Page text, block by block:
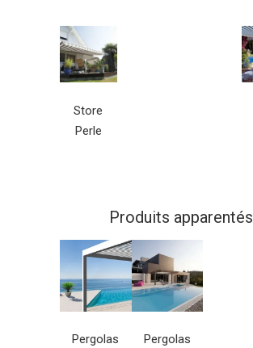
Store
Perle
Produits apparentés
Pergolas
Pergolas